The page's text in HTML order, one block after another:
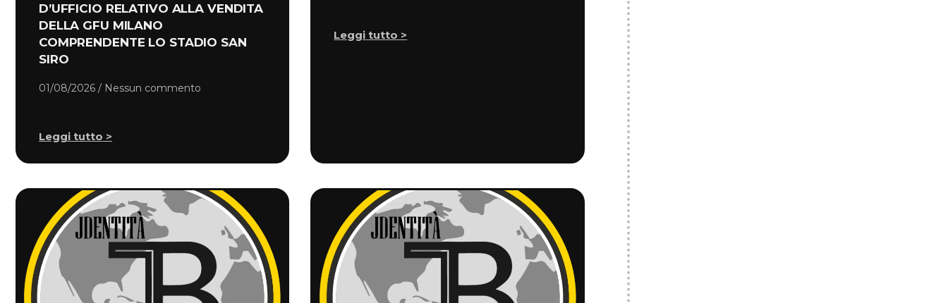
D’UFFICIO RELATIVO ALLA VENDITA
DELLA GFU MILANO
COMPRENDENTE LO STADIO SAN
SIRO
01/08/2026 Nessun commento
Leggi tutto >
Leggi tutto >